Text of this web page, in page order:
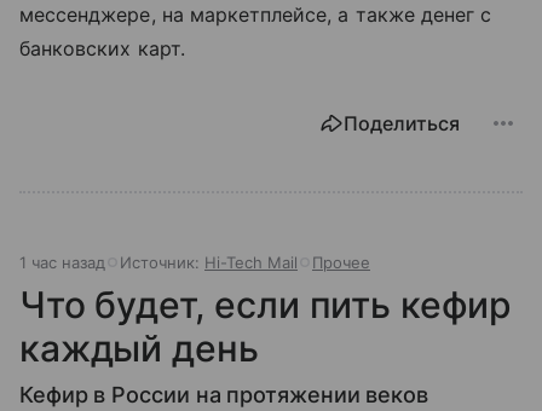
мессенджере, на маркетплейсе, а также денег с
банковских карт.
Поделиться
1 час назад Источник: Hi-Tech Mail Прочее
Что будет, если пить кефир
каждый день
Кефир в России на протяжении веков